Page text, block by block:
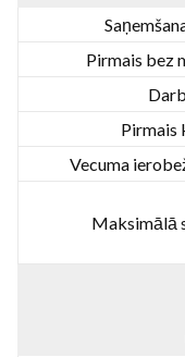
Pirmais bez
Pirmais
Vecuma
Maksimālā